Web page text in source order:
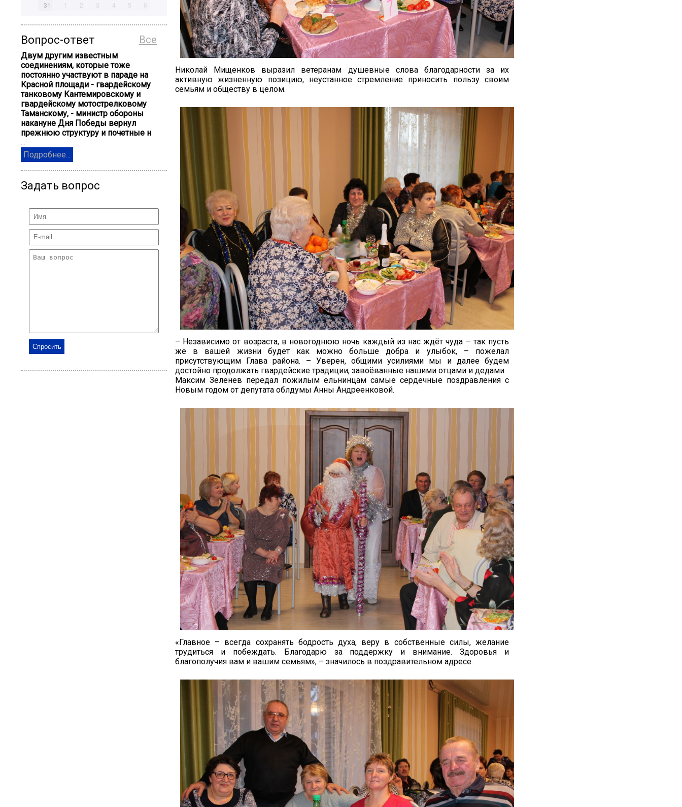
31
1 2 3 4 5 6
Все
Вопрос-ответ
Двум другим известным
соединениям, которые тоже
постоянно участвуют в параде на
Красной площади - гвардейскому
танковому Кантемировскому и
гвардейскому мотострелковому
Таманскому, - министр обороны
накануне Дня Победы вернул
прежнюю структуру и почетные н
...
Подробнее...
Задать вопрос
Николай Мищенков выразил ветеранам душевные слова благодарности за их
активную жизненную позицию, неустанное стремление приносить пользу своим
семьям и обществу в целом.
– Независимо от возраста, в новогоднюю ночь каждый из нас ждёт чуда – так пусть
же в вашей жизни будет как можно больше добра и улыбок, – пожелал
присутствующим Глава района. – Уверен, общими усилиями мы и далее будем
достойно продолжать гвардейские традиции, завоёванные нашими отцами и дедами.
Максим Зеленев передал пожилым ельнинцам самые сердечные поздравления с
Новым годом от депутата облдумы Анны Андреенковой.
«Главное – всегда сохранять бодрость духа, веру в собственные силы, желание
трудиться и побеждать. Благодарю за поддержку и внимание. Здоровья и
благополучия вам и вашим семьям», – значилось в поздравительном адресе.